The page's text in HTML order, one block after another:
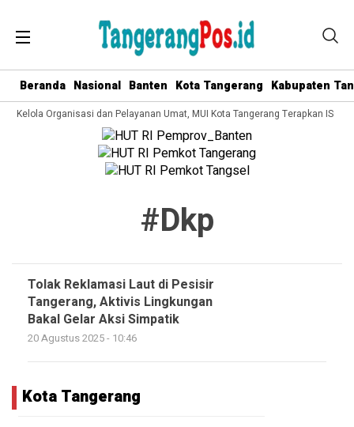
Beranda Nasional Banten Kota Tangerang Kabupaten
Kelola Organisasi dan Pelayanan Umat, MUI Kota Tangerang Terapkan ISO
#dkp
Tolak Reklamasi Laut di Pesisir
Tangerang, Aktivis Lingkungan
Bakal Gelar Aksi Simpatik
20 Agustus 2025 - 10:46
Kota Tangerang